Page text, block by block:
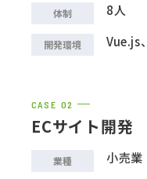
体制 8人
開発環境 Vue.js
CASE
ECサイト開発
業種 小売業